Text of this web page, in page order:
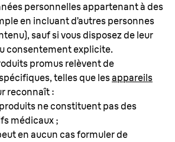
personnelles appartenant à des
en incluant d’autres personnes
sauf si vous disposez de leur
consentement explicite.
promus relèvent de
telles que lesappareils
reconnaît :
ne constituent pas des
médicaux ;
en aucun cas formuler de